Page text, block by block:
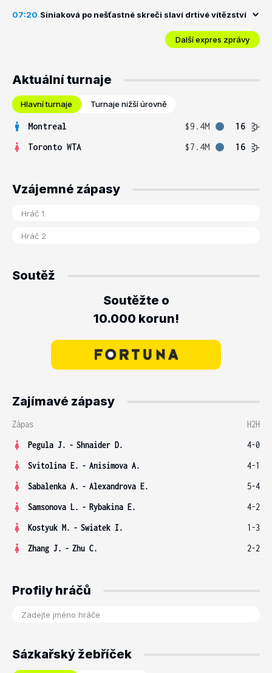
07:20 Siniaková po nešťastné skreči slaví drtivé vítězství
Další expres zprávy
Aktuální turnaje
Hlavní turnaje Turnaje nižší úrovně
Montreal $9.4M
16
Toronto WTA
$7.4M 16
Vzájemné zápasy
Soutěž
Soutěžte o
10.000 korun!
Zajímavé zápasy
Zápas
H2H
Pegula J. - Shnaider D.
4-0
Svitolina E. - Anisimova A.
4-1
Sabalenka A. - Alexandrova E.
5-4
Samsonova L. - Rybakina E.
4-2
Kostyuk M. - Swiatek I.
1-3
Zhang J. - Zhu C. 2-2
Profily hráčů
Sázkařský žebříček